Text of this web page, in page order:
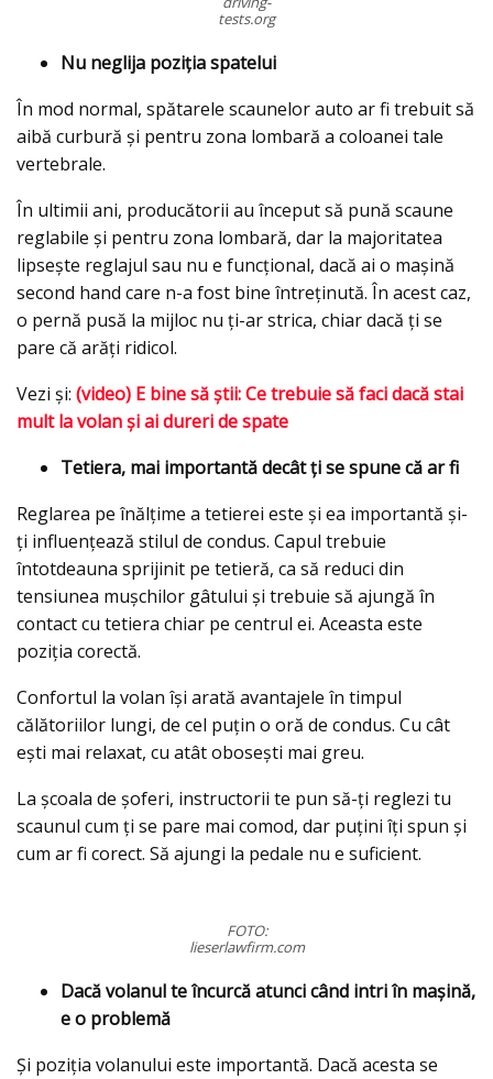
tests.org
Nu neglija poziția spatelui
În mod normal, spătarele scaunelor auto ar fi trebuit să
aibă curbură și pentru zona lombară a coloanei tale
vertebrale.
În ultimii ani, producătorii au început să pună scaune
reglabile și pentru zona lombară, dar la majoritatea
lipsește reglajul sau nu e funcțional, dacă ai o mașină
second hand care n-a fost bine întreținută. În acest caz,
o pernă pusă la mijloc nu ți-ar strica, chiar dacă ți se
pare că arăți ridicol.
Vezi şi: (video) E bine să ştii: Ce trebuie să faci dacă stai
mult la volan și ai dureri de spate
Tetiera, mai importantă decât ți se spune că ar fi
Reglarea pe înălțime a tetierei este și ea importantă și-
ți influențează stilul de condus. Capul trebuie
întotdeauna sprijinit pe tetieră, ca să reduci din
tensiunea mușchilor gâtului și trebuie să ajungă în
contact cu tetiera chiar pe centrul ei. Aceasta este
poziția corectă.
Confortul la volan își arată avantajele în timpul
călătoriilor lungi, de cel puțin o oră de condus. Cu cât
ești mai relaxat, cu atât obosești mai greu.
La școala de șoferi, instructorii te pun să-ți reglezi tu
scaunul cum ți se pare mai comod, dar puțini îți spun și
cum ar fi corect. Să ajungi la pedale nu e suficient.
FOTO:
lieserlawfirm.com
Dacă volanul te încurcă atunci când intri în mașină,
e o problemă
Și poziția volanului este importantă. Dacă acesta se